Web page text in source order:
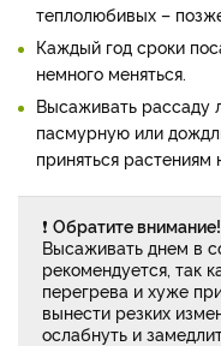
теплолюбивых –
Каждый год сроки
немного меняться.
Высаживать рассаду
пасмурную или
приняться растениям
❗ Обратите внимание!
Высаживать днем в
рекомендуется, так
перегрева и хуже
вынести резких
ослабнуть и